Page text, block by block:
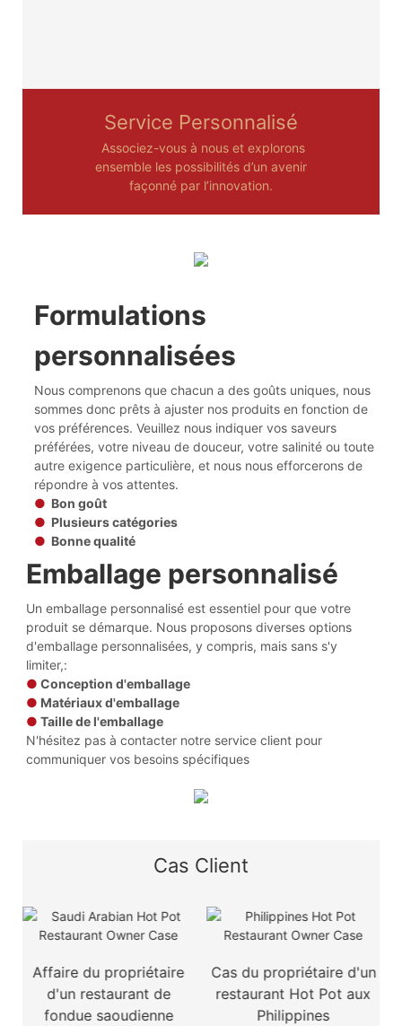
Service Personnalisé
Associez-vous à nous et explorons
ensemble les possibilités d’un avenir
façonné par l’innovation.
Formulations
personnalisées
Nous comprenons que chacun a des goûts uniques, nous
sommes donc prêts à ajuster nos produits en fonction de
vos préférences. Veuillez nous indiquer vos saveurs
préférées, votre niveau de douceur, votre salinité ou toute
autre exigence particulière, et nous nous efforcerons de
répondre à vos attentes.
● Bon goût
● Plusieurs catégories
● Bonne qualité
Emballage personnalisé
Un emballage personnalisé est essentiel pour que votre
produit se démarque. Nous proposons diverses options
d'emballage personnalisées, y compris, mais sans s'y
limiter,:
●Conception d'emballage
● Matériaux d'emballage
●Taille de l'emballage
N'hésitez pas à contacter notre service client pour
communiquer vos besoins spécifiques
Cas Client
Affaire du propriétaire
d'un restaurant de
fondue saoudienne
Cas du propriétaire d'un
restaurant Hot Pot aux
Philippines